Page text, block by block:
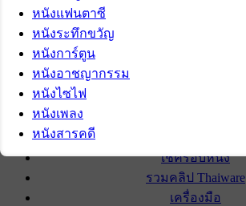
เช็ครอบหนัง
รวมคลิป Thaiware
เครื่องมือ
หนังแฟนตาซี
หนังระทึกขวัญ
หนังการ์ตูน
หนังอาชญากรรม
หนังไซไฟ
หนังเพลง
หนังสารคดี